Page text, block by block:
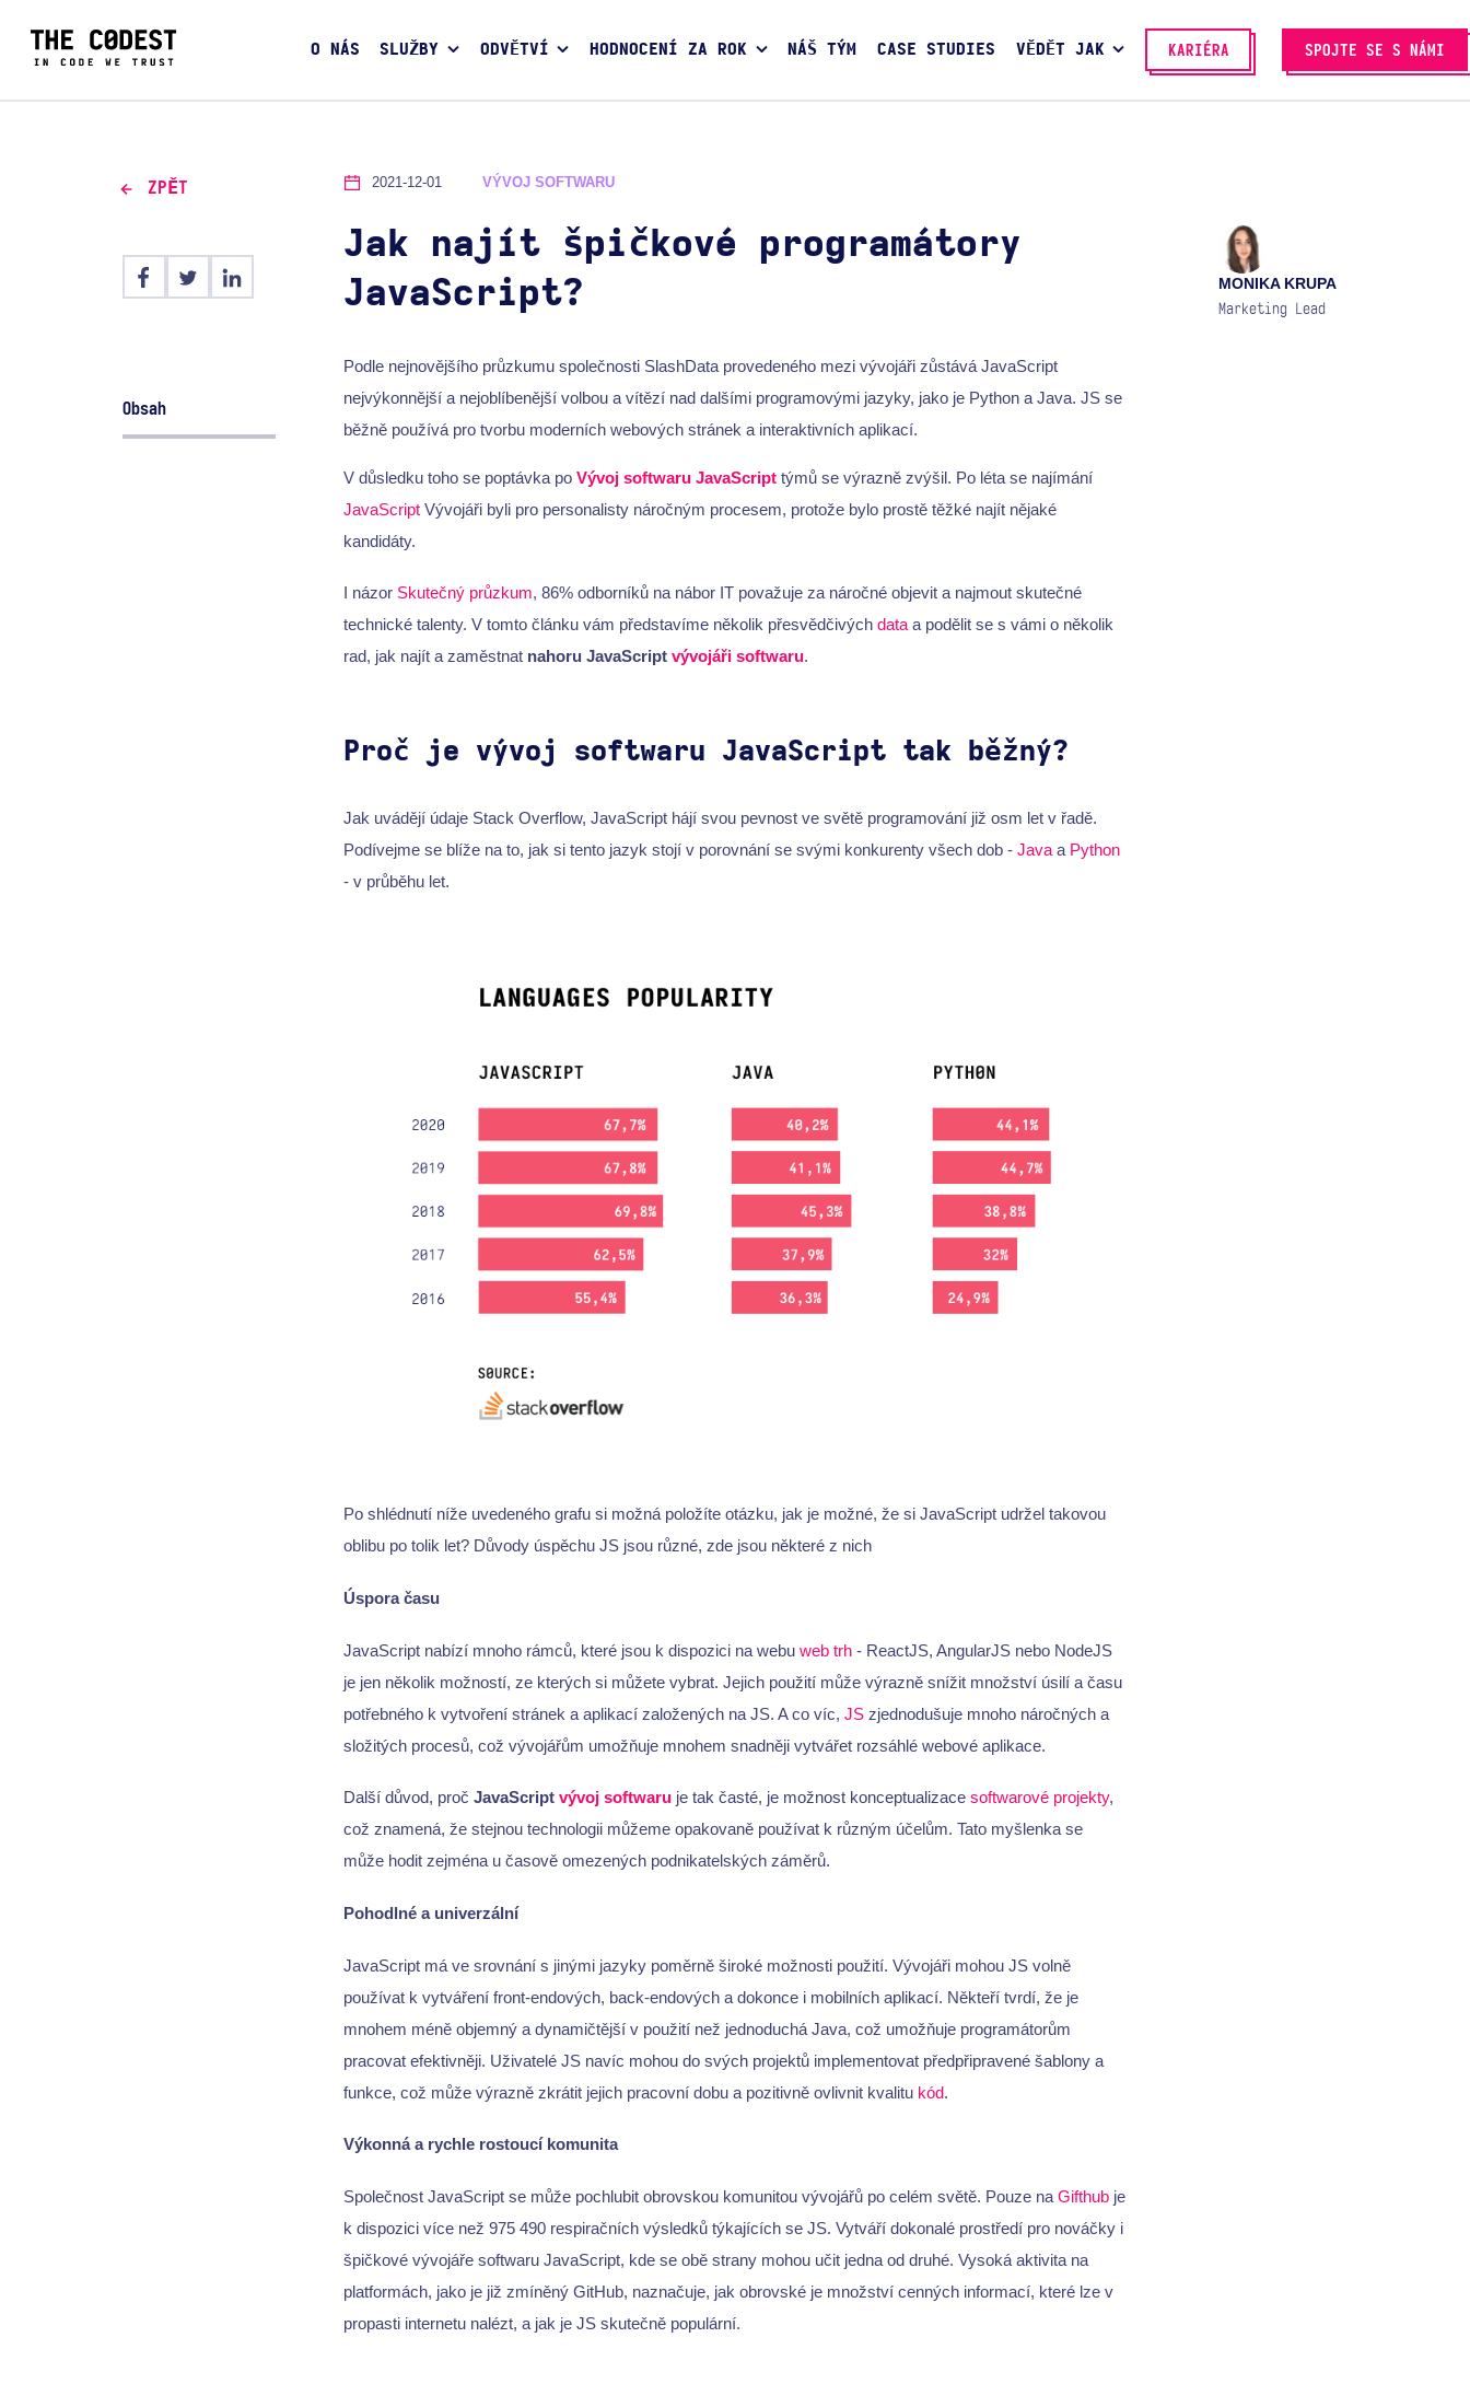
O NÁS SLUŽBY ODVĚTVÍ HODNOCENÍ ZA ROK NÁŠ TÝM CASE STUDIES VĚDĚT JAK KARIÉRA SPOJTE SE S NÁMI
ZPĚT
Obsah
2021-12-01 VÝVOJ SOFTWARU
Jak najít špičkové programátory
JavaScript?
MONIKA KRUPA
Marketing Lead
Podle nejnovějšího průzkumu společnosti SlashData provedeného mezi vývojáři zůstává JavaScript
nejvýkonnější a nejoblíbenější volbou a vítězí nad dalšími programovými jazyky, jako je Python a Java. JS se
běžně používá pro tvorbu moderních webových stránek a interaktivních aplikací.
V důsledku toho se poptávka po Vývoj softwaru JavaScripttýmů se výrazně zvýšil. Po léta se najímání
JavaScriptVývojáři byli pro personalisty náročným procesem, protože bylo prostě těžké najít nějaké
kandidáty.
I názor Skutečný průzkum, 86% odborníků na nábor IT považuje za náročné objevit a najmout skutečné
technické talenty. V tomto článku vám představíme několik přesvědčivých dataa podělit se s vámi o několik
rad, jak najít a zaměstnat nahoru JavaScript vývojáři softwaru.
Proč je vývoj softwaru JavaScript tak běžný?
Jak uvádějí údaje Stack Overflow, JavaScript hájí svou pevnost ve světě programování již osm let v řadě.
Podívejme se blíže na to, jak si tento jazyk stojí v porovnání se svými konkurenty všech dob - Javaa Python
- v průběhu let.
Po shlédnutí níže uvedeného grafu si možná položíte otázku, jak je možné, že si JavaScript udržel takovou
oblibu po tolik let? Důvody úspěchu JS jsou různé, zde jsou některé z nich
Úspora času
JavaScript nabízí mnoho rámců, které jsou k dispozici na webu web trh- ReactJS, AngularJS nebo NodeJS
je jen několik možností, ze kterých si můžete vybrat. Jejich použití může výrazně snížit množství úsilí a času
potřebného k vytvoření stránek a aplikací založených na JS. A co víc, JSzjednodušuje mnoho náročných a
složitých procesů, což vývojářům umožňuje mnohem snadněji vytvářet rozsáhlé webové aplikace.
Další důvod, proč JavaScript vývoj softwaruje tak časté, je možnost konceptualizace softwarové projekty,
což znamená, že stejnou technologii můžeme opakovaně používat k různým účelům. Tato myšlenka se
může hodit zejména u časově omezených podnikatelských záměrů.
Pohodlné a univerzální
JavaScript má ve srovnání s jinými jazyky poměrně široké možnosti použití. Vývojáři mohou JS volně
používat k vytváření front-endových, back-endových a dokonce i mobilních aplikací. Někteří tvrdí, že je
mnohem méně objemný a dynamičtější v použití než jednoduchá Java, což umožňuje programátorům
pracovat efektivněji. Uživatelé JS navíc mohou do svých projektů implementovat předpřipravené šablony a
funkce, což může výrazně zkrátit jejich pracovní dobu a pozitivně ovlivnit kvalitu kód.
Výkonná a rychle rostoucí komunita
Společnost JavaScript se může pochlubit obrovskou komunitou vývojářů po celém světě. Pouze na Gifthubje
k dispozici více než 975 490 respiračních výsledků týkajících se JS. Vytváří dokonalé prostředí pro nováčky i
špičkové vývojáře softwaru JavaScript, kde se obě strany mohou učit jedna od druhé. Vysoká aktivita na
platformách, jako je již zmíněný GitHub, naznačuje, jak obrovské je množství cenných informací, které lze v
propasti internetu nalézt, a jak je JS skutečně populární.